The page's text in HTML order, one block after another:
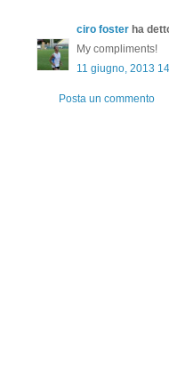
ciro foster ha
My compliments!
11 giugno, 2013
Posta un commento